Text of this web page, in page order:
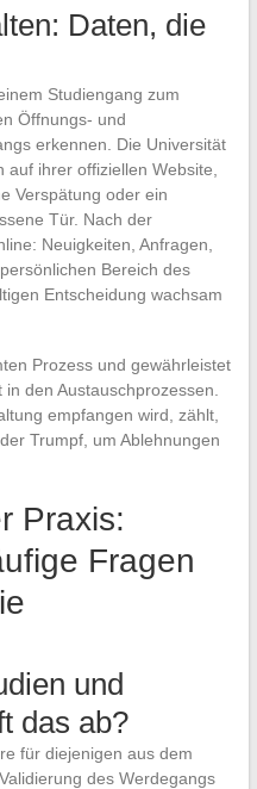
Daten, die
Studiengang zum
Öffnungs- und
erkennen. Die Universität
ihrer offiziellen Website,
Verspätung oder ein
Tür. Nach der
Neuigkeiten, Anfragen,
Bereich des
Entscheidung wachsam
Prozess und gewährleistet
den Austauschprozessen.
empfangen wird, zählt,
Trumpf, um Ablehnungen
Praxis:
Fragen
und
das ab?
für diejenigen aus dem
des Werdegangs